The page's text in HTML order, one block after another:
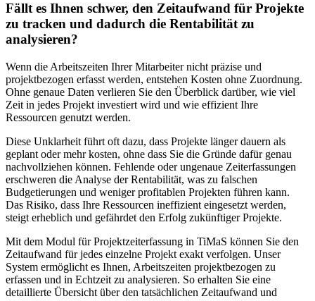
Fällt es Ihnen schwer, den Zeitaufwand für Projekte
zu tracken und dadurch die Rentabilität zu
analysieren?
Wenn die Arbeitszeiten Ihrer Mitarbeiter nicht präzise und
projektbezogen erfasst werden, entstehen Kosten ohne Zuordnung.
Ohne genaue Daten verlieren Sie den Überblick darüber, wie viel
Zeit in jedes Projekt investiert wird und wie effizient Ihre
Ressourcen genutzt werden.
Diese Unklarheit führt oft dazu, dass Projekte länger dauern als
geplant oder mehr kosten, ohne dass Sie die Gründe dafür genau
nachvollziehen können. Fehlende oder ungenaue Zeiterfassungen
erschweren die Analyse der Rentabilität, was zu falschen
Budgetierungen und weniger profitablen Projekten führen kann.
Das Risiko, dass Ihre Ressourcen ineffizient eingesetzt werden,
steigt erheblich und gefährdet den Erfolg zukünftiger Projekte.
Mit dem Modul für Projektzeiterfassung in TiMaS können Sie den
Zeitaufwand für jedes einzelne Projekt exakt verfolgen. Unser
System ermöglicht es Ihnen, Arbeitszeiten projektbezogen zu
erfassen und in Echtzeit zu analysieren. So erhalten Sie eine
detaillierte Übersicht über den tatsächlichen Zeitaufwand und